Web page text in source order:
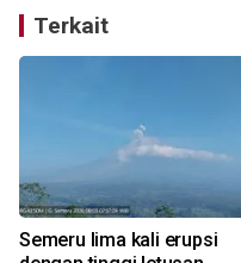
Terkait
Semeru lima kali erupsi